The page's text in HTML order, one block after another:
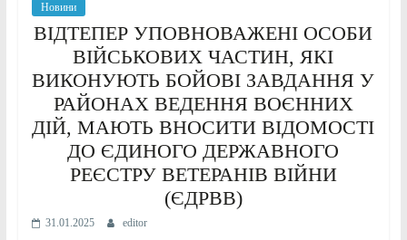
Новини
ВІДТЕПЕР УПОВНОВАЖЕНІ ОСОБИ
ВІЙСЬКОВИХ ЧАСТИН, ЯКІ
ВИКОНУЮТЬ БОЙОВІ ЗАВДАННЯ У
РАЙОНАХ ВЕДЕННЯ ВОЄННИХ
ДІЙ, МАЮТЬ ВНОСИТИ ВІДОМОСТІ
ДО ЄДИНОГО ДЕРЖАВНОГО
РЕЄСТРУ ВЕТЕРАНІВ ВІЙНИ
(ЄДРВВ)
31.01.2025 editor